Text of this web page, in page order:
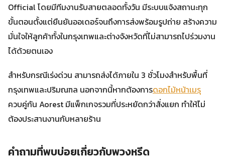
Official โดยมีทีมงานรับสายตลอดทั้งวัน มีระบบแจ้งสถานะทุก
ขั้นตอนตั้งแต่ยืนยันออเดอร์จนถึงการส่งพร้อมรูปถ่าย สร้างความ
มั่นใจให้ลูกค้าทั้งในกรุงเทพและต่างจังหวัดที่ไม่สามารถไปร่วมงาน
ได้ด้วยตนเอง
สำหรับกรณีเร่งด่วน สามารถส่งได้ภายใน 3 ชั่วโมงสำหรับพื้นที่
กรุงเทพและปริมณฑล นอกจากนี้หากต้องการดอกไม้หน้าเมรุ
ควบคู่กัน Aorest มีแพ็กเกจรวมที่ประหยัดกว่าสั่งแยก ทำให้ไม่
ต้องประสานงานกับหลายร้าน
คำถามที่พบบ่อยเกี่ยวกับพวงหรีด